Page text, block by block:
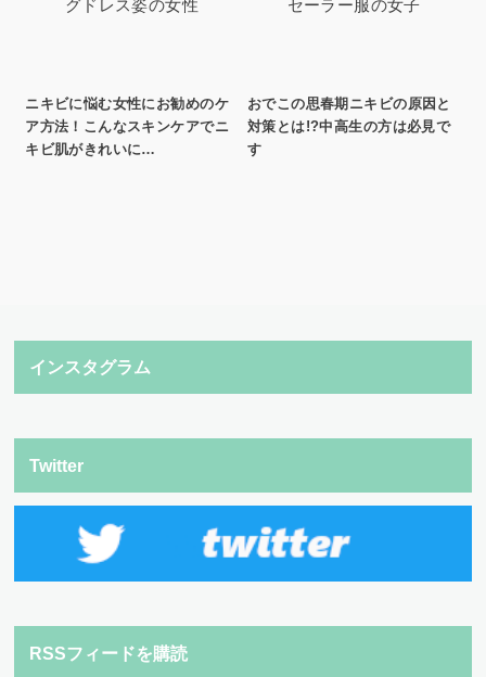
ニキビに悩む女性にお勧めのケ
ア方法！こんなスキンケアでニ
キビ肌がきれいに…
おでこの思春期ニキビの原因と
対策とは!?中高生の方は必見で
す
インスタグラム
Twitter
RSSフィードを購読